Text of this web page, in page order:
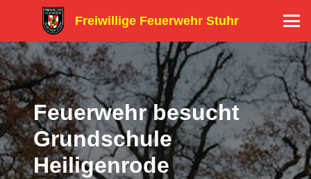
Freiwillige Feuerwehr Stuhr
Feuerwehr besucht
Grundschule
Heiligenrode